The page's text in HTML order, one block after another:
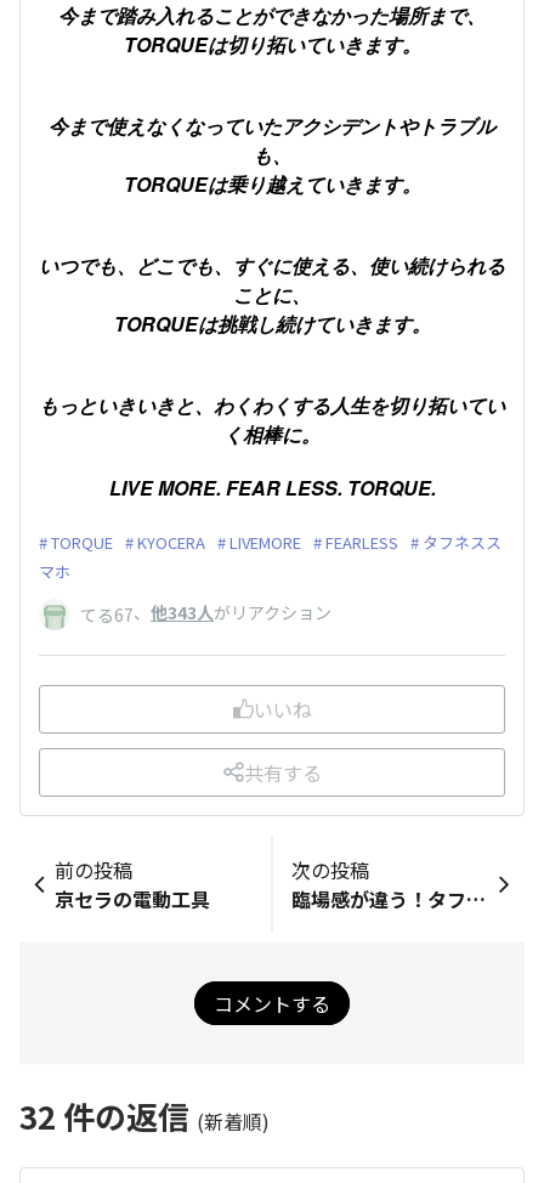
今まで踏み入れることができなかった場所まで、
TORQUEは切り拓いていきます。
今まで使えなくなっていたアクシデントやトラブル
も、
TORQUEは乗り越えていきます。
いつでも、どこでも、すぐに使える、使い続けられる
ことに、
TORQUEは挑戦し続けていきます。
もっといきいきと、わくわくする人生を切り拓いてい
く相棒に。
LIVE MORE. FEAR LESS. TORQUE.
TORQUE KYOCERA LIVEMORE FEARLESS
タフネスス
マホ
てる67、 他343人がリアクション
いいね
共有する
前の投稿
京セラの電動工具
次の投稿
臨場感が違う！タフスマホならではの新しい自撮り方法『TORQUE 5G』の「マルチカメラ」
コメントする
32 件の返信 (新着順)